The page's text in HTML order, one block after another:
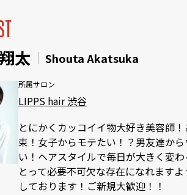
太 Shouta Akatsuka
所属サロン
LIPPS hair 渋谷
とにかくカッコイイ物大好き美容師
束！女子からモテたい！？男友達か
い！ヘアスタイルで毎日が大きく変
とって必要不可欠な存在になれます
しております！ご新規大歓迎！！